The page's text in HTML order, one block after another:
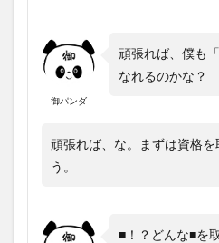
御パンダ
頑張れば、僕も
なれるのかな？
頑張れば、な。まずは資格を
う。
■！？どんな■を